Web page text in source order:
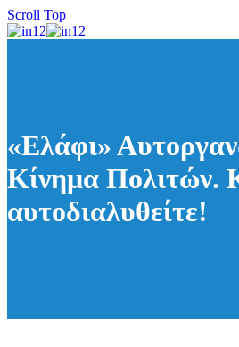
Scroll Top
«Ελάφι»
Κίνημα Πολιτών.
αυτοδιαλυθείτε!